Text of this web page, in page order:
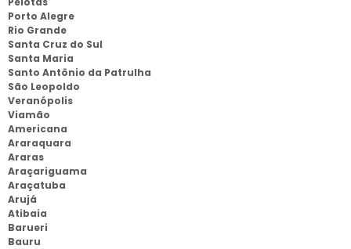
Porto Alegre
Rio Grande
Santa Cruz do Sul
Santa Maria
Santo Antônio da Patrulha
São Leopoldo
Veranópolis
Viamão
Americana
Araraquara
Araras
Araçariguama
Araçatuba
Arujá
Atibaia
Barueri
Bauru